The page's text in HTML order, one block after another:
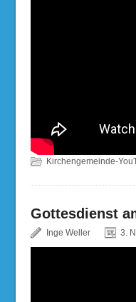
Kirchengemeinde-
Gottesdienst
Inge Weller 3.